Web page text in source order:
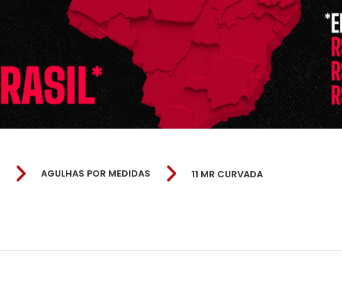
AGULHAS POR MEDIDAS 11 MR CURVADA